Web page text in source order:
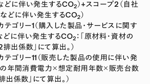
どに伴い発生するCO2）+スコープ2（自社
どに伴い発生するCO2）
テゴリー1（購入した製品・サービスに関す
どに伴い発生するCO2 ：「原材料・資材の
出係数」にて算出。）
テゴリー11（販売した製品の使用に伴い発
の年間消費電力×想定耐用年数×販売台数
出係数」にて算出。）